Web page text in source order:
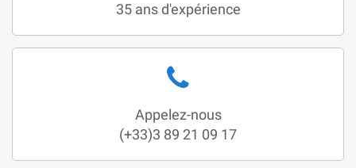
35 ans d'expérience
Appelez-nous
(+33)3 89 21 09 17